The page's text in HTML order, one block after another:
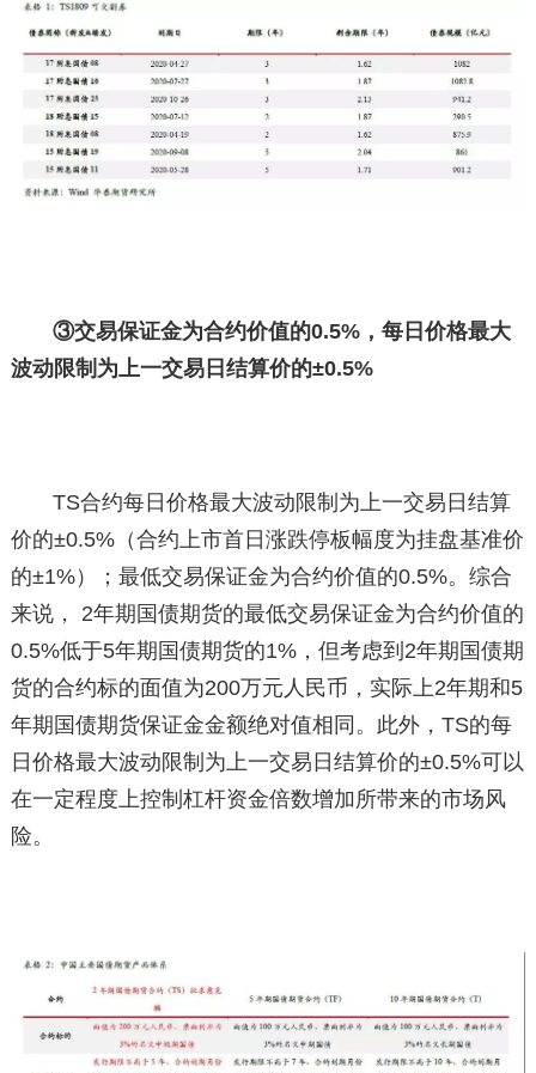
③交易保证金为合约价值的0.5%，每日价格最大
波动限制为上一交易日结算价的±0.5%
TS合约每日价格最大波动限制为上一交易日结算
价的±0.5%（合约上市首日涨跌停板幅度为挂盘基准价
的±1%）；最低交易保证金为合约价值的0.5%。综合
来说， 2年期国债期货的最低交易保证金为合约价值的
0.5%低于5年期国债期货的1%，但考虑到2年期国债期
货的合约标的面值为200万元人民币，实际上2年期和5
年期国债期货保证金金额绝对值相同。此外，TS的每
日价格最大波动限制为上一交易日结算价的±0.5%可以
在一定程度上控制杠杆资金倍数增加所带来的市场风
险。